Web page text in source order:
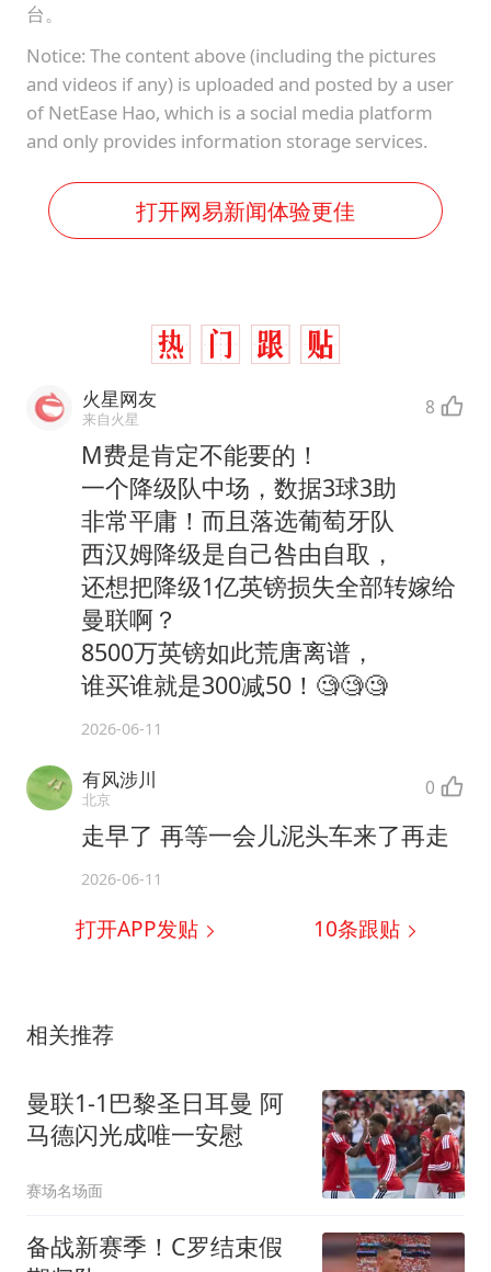
台。
Notice: The content above (including the pictures
and videos if any) is uploaded and posted by a user
of NetEase Hao, which is a social media platform
and only provides information storage services.
打开网易新闻体验更佳
火星网友
来自火星 8
M费是肯定不能要的！
一个降级队中场，数据3球3助
非常平庸！而且落选葡萄牙队
西汉姆降级是自己咎由自取，
还想把降级1亿英镑损失全部转嫁给
曼联啊？
8500万英镑如此荒唐离谱，
谁买谁就是300减50！🧐🧐🧐
2026-06-11
有风涉川
北京 0
走早了 再等一会儿泥头车来了再走
2026-06-11
打开APP发贴 10条跟贴
相关推荐
曼联1-1巴黎圣日耳曼 阿
马德闪光成唯一安慰
赛场名场面
备战新赛季！C罗结束假